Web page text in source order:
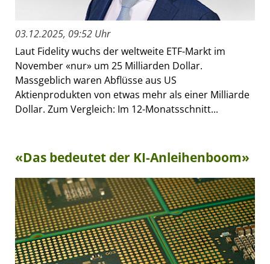
03.12.2025, 09:52 Uhr
Laut Fidelity wuchs der weltweite ETF-Markt im
November «nur» um 25 Milliarden Dollar.
Massgeblich waren Abflüsse aus US
Aktienprodukten von etwas mehr als einer Milliarde
Dollar. Zum Vergleich: Im 12-Monatsschnitt...
«Das bedeutet der KI-Anleihenboom»